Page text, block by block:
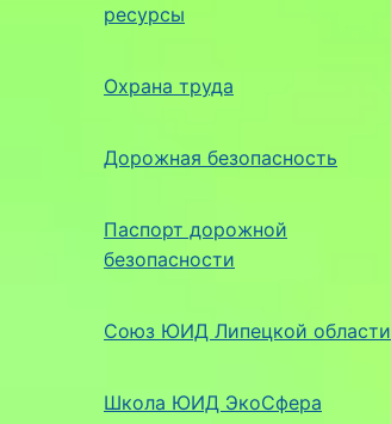
ресурсы
Охрана труда
Дорожная безопасность
Паспорт дорожной
безопасности
Союз ЮИД Липецкой области
Школа ЮИД ЭкоСфера